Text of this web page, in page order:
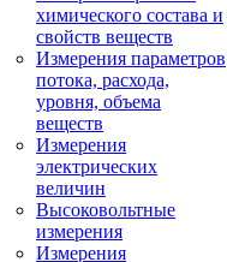
химического состава и
свойств веществ
Измерения параметров
потока, расхода,
уровня, объема
веществ
Измерения
электрических
величин
Высоковольтные
измерения
Измерения